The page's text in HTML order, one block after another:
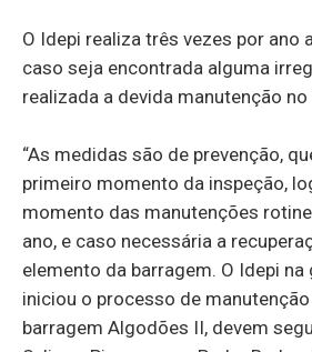
O Idepi realiza três vezes por ano
caso seja encontrada alguma
realizada a devida manutenção no
“As medidas são de prevenção,
primeiro momento da inspeção,
momento das manutenções
ano, e caso necessária a
elemento da barragem. O Idepi
iniciou o processo de
barragem Algodões II, devem